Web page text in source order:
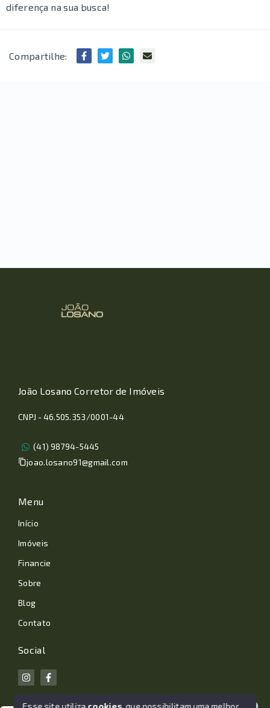
diferença na sua busca!
Compartilhe:
João Losano Corretor de Imóveis
CNPJ - 46.505.353/0001-44
(41) 98794-5445
joao.losano91@gmail.com
Menu
Início
Imóveis
Financie
Sobre
Blog
Contato
Social
Esse site utiliza cookies, que possibilitam uma melhor